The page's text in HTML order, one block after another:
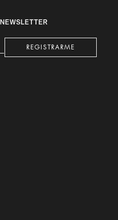
REGISTRARME